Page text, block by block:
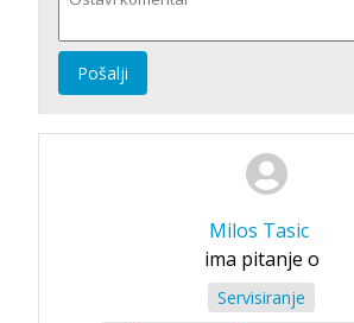
Pošalji
Milos Tasic
ima pitanje o
Servisiranje